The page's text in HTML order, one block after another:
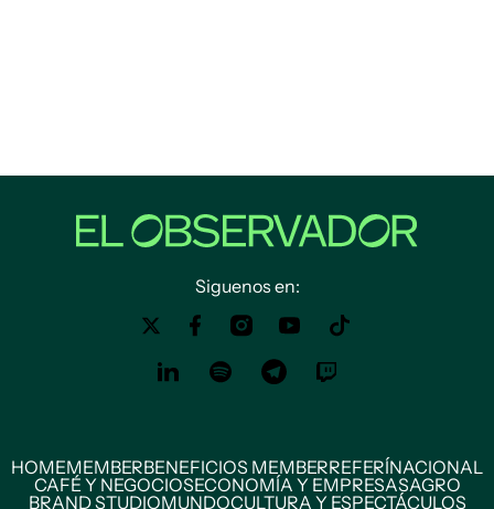
Siguenos en:
HOMEMEMBERBENEFICIOS MEMBERREFERÍNACIONAL
CAFÉ Y NEGOCIOSECONOMÍA Y EMPRESASAGRO
BRAND STUDIOMUNDOCULTURA Y ESPECTÁCULOS